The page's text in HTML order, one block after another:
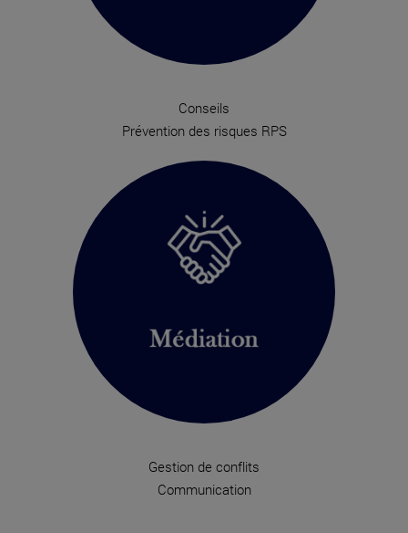
Conseils
Prévention des risques RPS
Gestion de conflits
Communication